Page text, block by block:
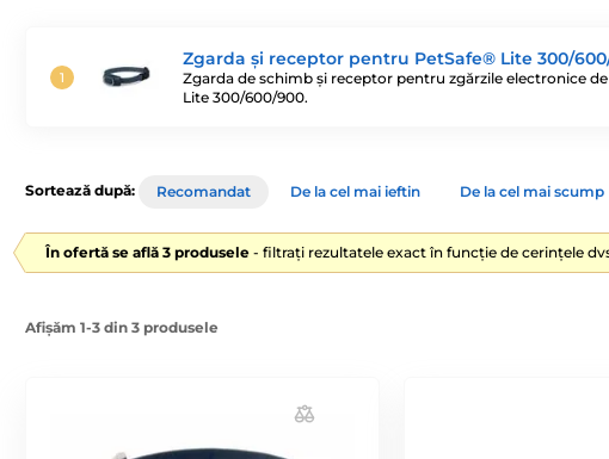
Zgarda și receptor pentru PetSafe® Lite 300/
Zgarda de schimb și receptor pentru zgărzile electronice
Lite 300/600/900.
Sortează după: Recomandat De la cel mai ieftin De la cel mai scump
În ofertă se află 3 produsele - filtrați rezultatele exact în funcție de cerințele
Afișăm 1-3 din 3 produsele